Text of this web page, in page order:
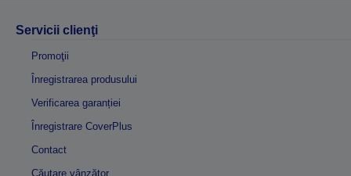
Servicii clienţi
Promoţii
Înregistrarea produsului
Verificarea garanției
Înregistrare CoverPlus
Contact
Căutare vânzător